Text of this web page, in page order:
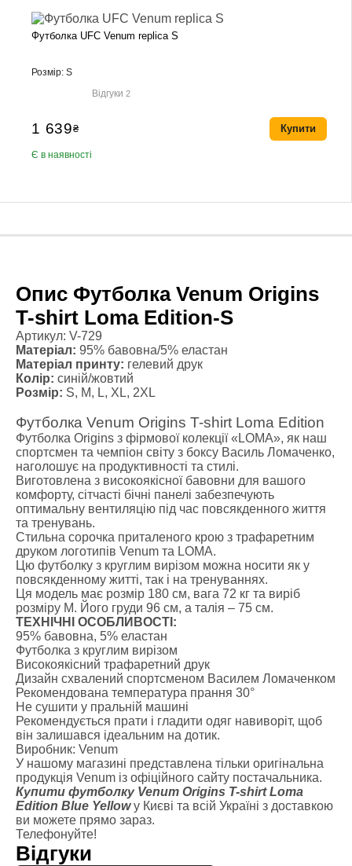
Футболка UFC Venum replica S
Розмір: S
Відгуки2
1 639₴
Є в наявності
Купити
Опис Футболка Venum Origins
T-shirt Loma Edition-S
Артикул: V-729
Матеріал: 95% бавовна/5% еластан
Матеріал принту: гелевий друк
Колір: синій/жовтий
Розмір: S, M, L, XL, 2XL
Футболка Venum Origins T-shirt Loma Edition
Футболка Origins з фірмової колекції «LOMA», як наш
спортсмен та чемпіон світу з боксу Василь Ломаченко,
наголошує на продуктивності та стилі.
Виготовлена з високоякісної бавовни для вашого
комфорту, сітчасті бічні панелі забезпечують
оптимальну вентиляцію під час повсякденного життя
та тренувань.
Стильна сорочка приталеного крою з трафаретним
друком логотипів Venum та LOMA.
Цю футболку з круглим вирізом можна носити як у
повсякденному житті, так і на тренуваннях.
Ця модель має розмір 180 см, вага 72 кг та виріб
розміру M. Його груди 96 см, а талія – 75 см.
ТЕХНІЧНІ ОСОБЛИВОСТІ:
95% бавовна, 5% еластан
Футболка з круглим вирізом
Високоякісний трафаретний друк
Дизайн схвалений спортсменом Василем Ломаченком
Рекомендована температура прання 30°
Не сушити у пральній машині
Рекомендується прати і гладити одяг навиворіт, щоб
він залишався ідеальним на дотик.
Виробник: Venum
У нашому магазині представлена тільки оригінальна
продукція Venum із офіційного сайту постачальника.
Купити футболку Venum Origins T-shirt Loma
Edition Blue Yellowу Києві та всій Україні з доставкою
ви можете прямо зараз.
Телефонуйте!
Відгуки